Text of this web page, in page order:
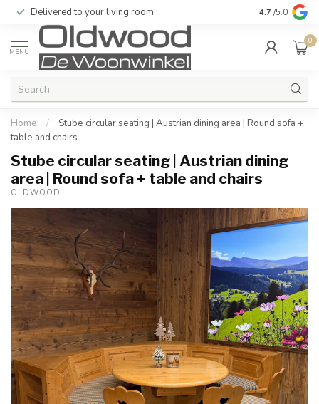
Delivered to your living room Quality &
4.7 /5.0
MENU
0
Home /
Stube circular seating | Austrian dining area | Round sofa +
table and chairs
Stube circular seating | Austrian dining
area | Round sofa + table and chairs
OLDWOOD